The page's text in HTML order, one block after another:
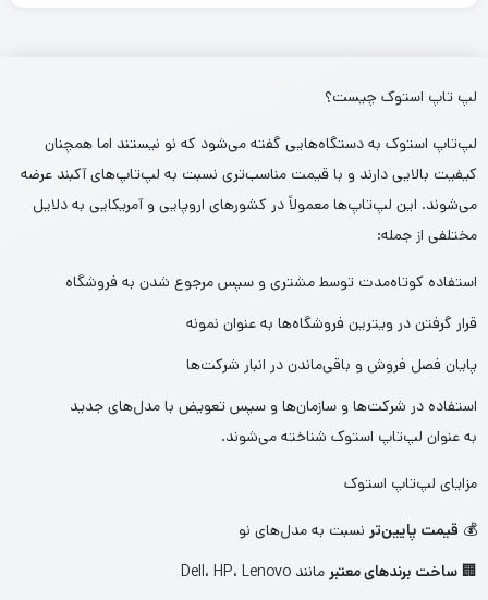
لپ تاپ استوک چیست؟
لپ‌تاپ استوک به دستگاه‌هایی گفته می‌شود که نو نیستند اما همچنان
کیفیت بالایی دارند و با قیمت مناسب‌تری نسبت به لپ‌تاپ‌های آکبند عرضه
می‌شوند. این لپ‌تاپ‌ها معمولاً در کشورهای اروپایی و آمریکایی به دلایل
مختلفی از جمله:
استفاده کوتاه‌مدت توسط مشتری و سپس مرجوع شدن به فروشگاه
قرار گرفتن در ویترین فروشگاه‌ها به عنوان نمونه
پایان فصل فروش و باقی‌ماندن در انبار شرکت‌ها
استفاده در شرکت‌ها و سازمان‌ها و سپس تعویض با مدل‌های جدید
به عنوان لپ‌تاپ استوک شناخته می‌شوند.
مزایای لپ‌تاپ استوک
💰 قیمت پایین‌تر نسبت به مدل‌های نو
🏢 ساخت برندهای معتبر مانند Dell، HP، Lenovo